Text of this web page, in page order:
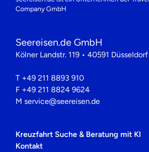
Company GmbH
Seereisen.de GmbH
Kölner Landstr. 119 • 40591 Düsseldorf
T +49 211 8893 910
F +49 211 8824 9624
M service@seereisen.de
Kreuzfahrt Suche & Beratung mit KI
Kontakt